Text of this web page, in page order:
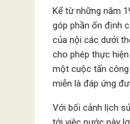
Kể từ những năm
góp phần ổn định
của nội các dưới
cho phép thực
một cuộc tấn công
miễn là đáp ứng
Với bối cảnh lịch